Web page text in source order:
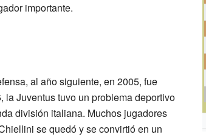
importante.
al año siguiente, en 2005, fue
la Juventus tuvo un problema deportivo
división italiana. Muchos jugadores
se quedó y se convirtió en un